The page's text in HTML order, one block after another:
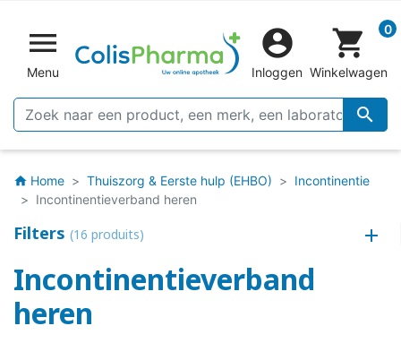

Menu


Inloggen
shopping_cart 0
Winkelwagen
home Home Thuiszorg & Eerste hulp (EHBO)
Incontinentie
Incontinentieverband heren
Filters (16 produits)
Incontinentieverband
heren